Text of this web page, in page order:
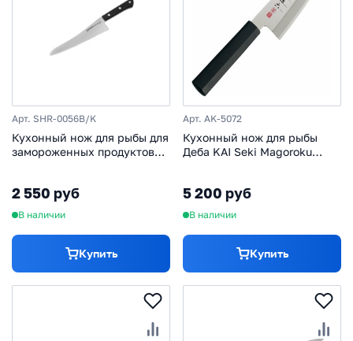
Арт. SHR-0056B/K
Кухонный нож для рыбы для
замороженных продуктов
пластик
2 550 руб
В наличии
Купить
Арт. AK-5072
Кухонный нож для рыбы
Деба KAI Seki Magoroku
5 200 руб
В наличии
Купить